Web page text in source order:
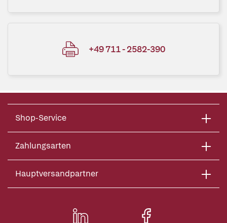
+49 711 - 2582-390
Shop-Service
Zahlungsarten
Hauptversandpartner